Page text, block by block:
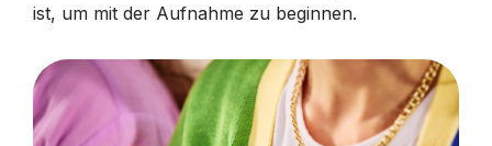
ist, um mit der Aufnahme zu beginnen.